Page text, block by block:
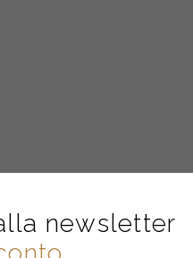
newsletter